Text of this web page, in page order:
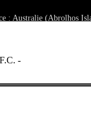
: Australie (Abrolhos
-